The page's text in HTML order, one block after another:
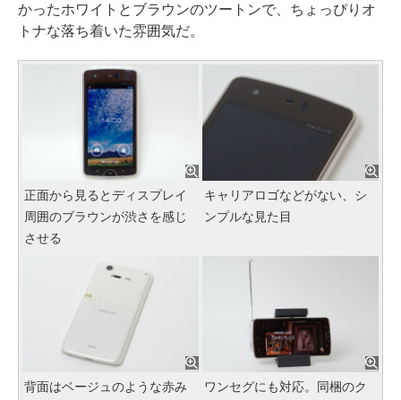
かったホワイトとブラウンのツートンで、ちょっぴりオ
トナな落ち着いた雰囲気だ。
正面から見るとディスプレイ
周囲のブラウンが渋さを感じ
させる
キャリアロゴなどがない、シ
ンプルな見た目
背面はベージュのような赤み
ワンセグにも対応。同梱のク